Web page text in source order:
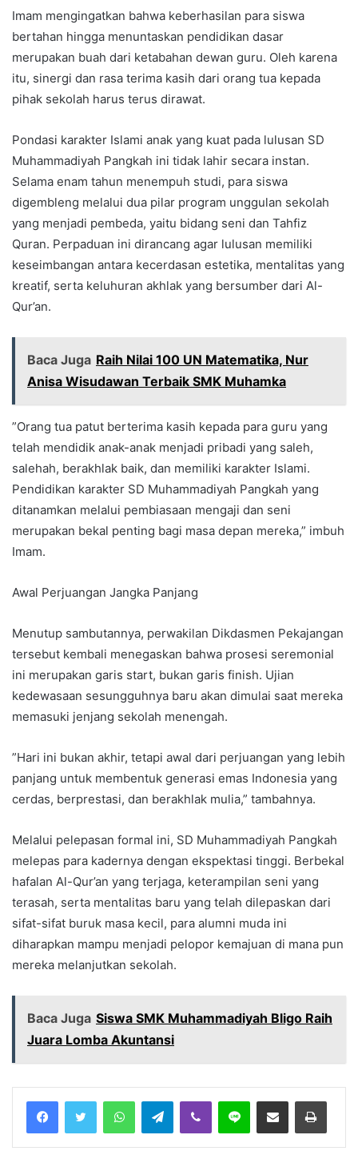
​Imam mengingatkan bahwa keberhasilan para siswa
bertahan hingga menuntaskan pendidikan dasar
merupakan buah dari ketabahan dewan guru. Oleh karena
itu, sinergi dan rasa terima kasih dari orang tua kepada
pihak sekolah harus terus dirawat.
​Pondasi karakter Islami anak yang kuat pada lulusan SD
Muhammadiyah Pangkah ini tidak lahir secara instan.
Selama enam tahun menempuh studi, para siswa
digembleng melalui dua pilar program unggulan sekolah
yang menjadi pembeda, yaitu bidang seni dan Tahfiz
Quran. Perpaduan ini dirancang agar lulusan memiliki
keseimbangan antara kecerdasan estetika, mentalitas yang
kreatif, serta keluhuran akhlak yang bersumber dari Al-
Qur’an.
Baca Juga Raih Nilai 100 UN Matematika, Nur
Anisa Wisudawan Terbaik SMK Muhamka
​”Orang tua patut berterima kasih kepada para guru yang
telah mendidik anak-anak menjadi pribadi yang saleh,
salehah, berakhlak baik, dan memiliki karakter Islami.
Pendidikan karakter SD Muhammadiyah Pangkah yang
ditanamkan melalui pembiasaan mengaji dan seni
merupakan bekal penting bagi masa depan mereka,” imbuh
Imam.
​Awal Perjuangan Jangka Panjang
​Menutup sambutannya, perwakilan Dikdasmen Pekajangan
tersebut kembali menegaskan bahwa prosesi seremonial
ini merupakan garis start, bukan garis finish. Ujian
kedewasaan sesungguhnya baru akan dimulai saat mereka
memasuki jenjang sekolah menengah.
​”Hari ini bukan akhir, tetapi awal dari perjuangan yang lebih
panjang untuk membentuk generasi emas Indonesia yang
cerdas, berprestasi, dan berakhlak mulia,” tambahnya.
​Melalui pelepasan formal ini, SD Muhammadiyah Pangkah
melepas para kadernya dengan ekspektasi tinggi. Berbekal
hafalan Al-Qur’an yang terjaga, keterampilan seni yang
terasah, serta mentalitas baru yang telah dilepaskan dari
sifat-sifat buruk masa kecil, para alumni muda ini
diharapkan mampu menjadi pelopor kemajuan di mana pun
mereka melanjutkan sekolah.
Baca Juga Siswa SMK Muhammadiyah Bligo Raih
Juara Lomba Akuntansi
Telegram